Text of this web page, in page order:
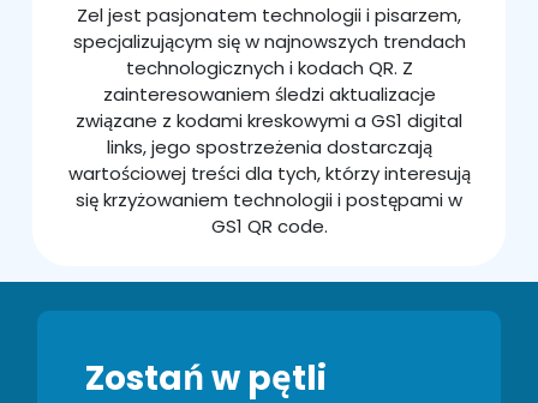
Zel jest pasjonatem technologii i pisarzem,
specjalizującym się w najnowszych trendach
technologicznych i kodach QR. Z
zainteresowaniem śledzi aktualizacje
związane z kodami kreskowymi a GS1 digital
links, jego spostrzeżenia dostarczają
wartościowej treści dla tych, którzy interesują
się krzyżowaniem technologii i postępami w
GS1 QR code.
Zostań w pętli